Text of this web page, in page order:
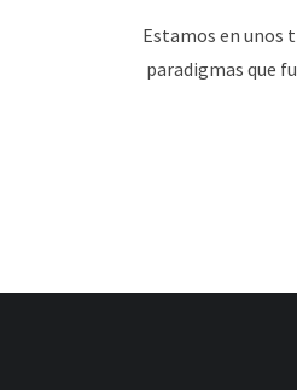
Estamos en unos
paradigmas que